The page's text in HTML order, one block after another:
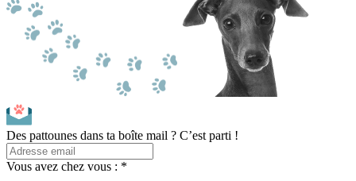
Des pattounes dans ta boîte mail ? C’est parti !
Vous avez chez vous : *